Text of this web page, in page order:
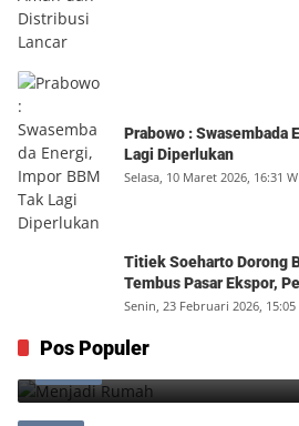
Prabowo : Swasembada
Lagi Diperlukan
Selasa, 10 Maret 2026, 16:31
Titiek Soeharto Dorong
Tembus Pasar Ekspor,
Juta per Hektare
Senin, 23 Februari 2026, 15:05
Pos Populer
1 Menjadi Rumah